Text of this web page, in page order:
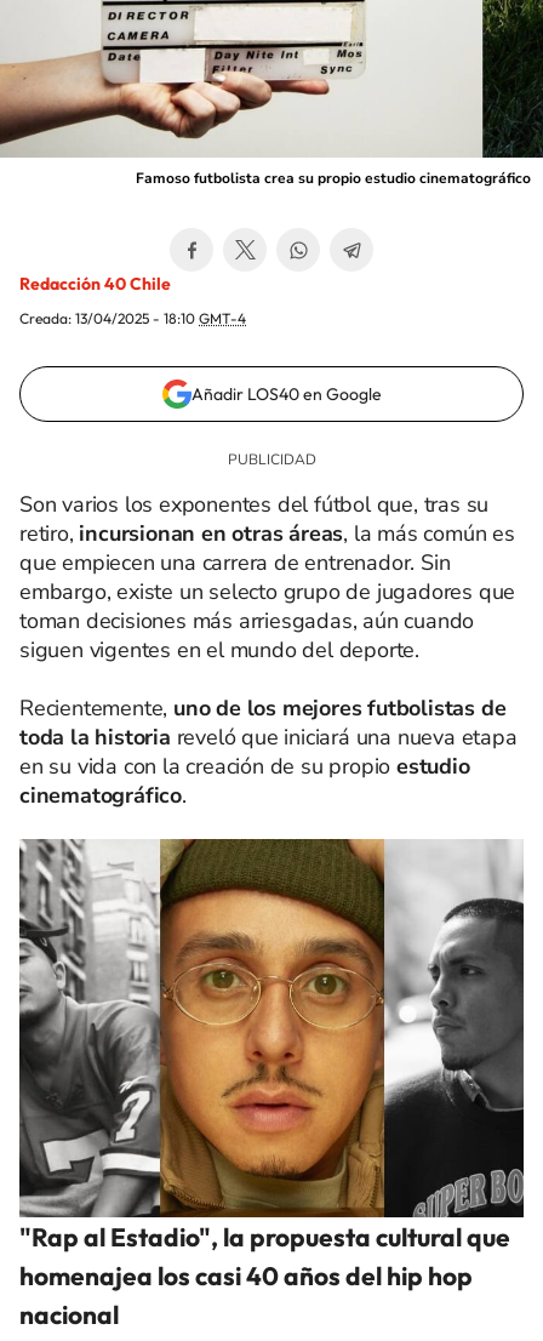
Famoso futbolista crea su propio estudio cinematográfico
Redacción 40 Chile
Creada: 13/04/2025 - 18:10 GMT-4
Añadir LOS40 en Google
Son varios los exponentes del fútbol que, tras su
retiro, incursionan en otras áreas, la más común es
que empiecen una carrera de entrenador. Sin
embargo, existe un selecto grupo de jugadores que
toman decisiones más arriesgadas, aún cuando
siguen vigentes en el mundo del deporte.
Recientemente, uno de los mejores futbolistas de
toda la historia reveló que iniciará una nueva etapa
en su vida con la creación de su propio estudio
cinematográfico.
"Rap al Estadio", la propuesta cultural que
homenajea los casi 40 años del hip hop
nacional